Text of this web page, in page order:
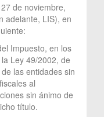
de noviembre,
adelante, LIS), en
Impuesto, en los
Ley 49/2002, de
las entidades sin
al
sin ánimo de
título.